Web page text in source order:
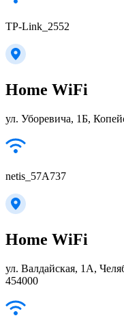
TP-Link_2552
Home WiFi
ул. Уборевича, 1Б,
netis_57A737
Home WiFi
ул. Валдайская, 1А,
454000